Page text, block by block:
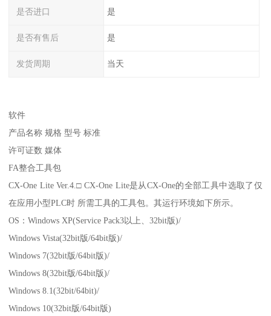
是否进口 是
是否有售后 是
发货周期 当天
软件
产品名称 规格 型号 标准
许可证数 媒体
FA整合工具包
CX-One Lite Ver.4.□ CX-One Lite是从CX-One的全部工具中选取了仅
在应用小型PLC时 所需工具的工具包。其运行环境如下所示。
OS：Windows XP(Service Pack3以上、32bit版)/
Windows Vista(32bit版/64bit版)/
Windows 7(32bit版/64bit版)/
Windows 8(32bit版/64bit版)/
Windows 8.1(32bit/64bit)/
Windows 10(32bit版/64bit版)